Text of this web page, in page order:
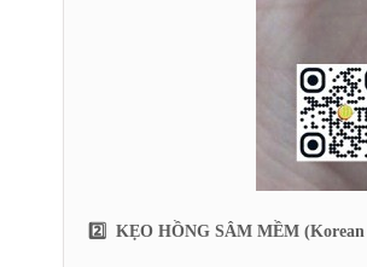
2️⃣ KẸO HỒNG SÂM MỀM (Korean